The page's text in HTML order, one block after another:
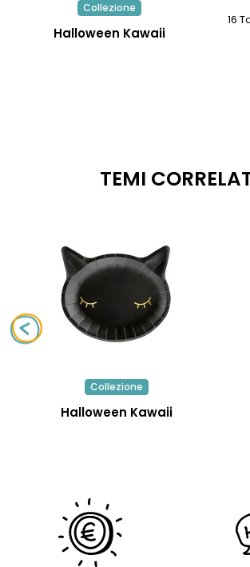
Collezione
Halloween Kawaii
16
TEMI
Collezione
Halloween Kawaii